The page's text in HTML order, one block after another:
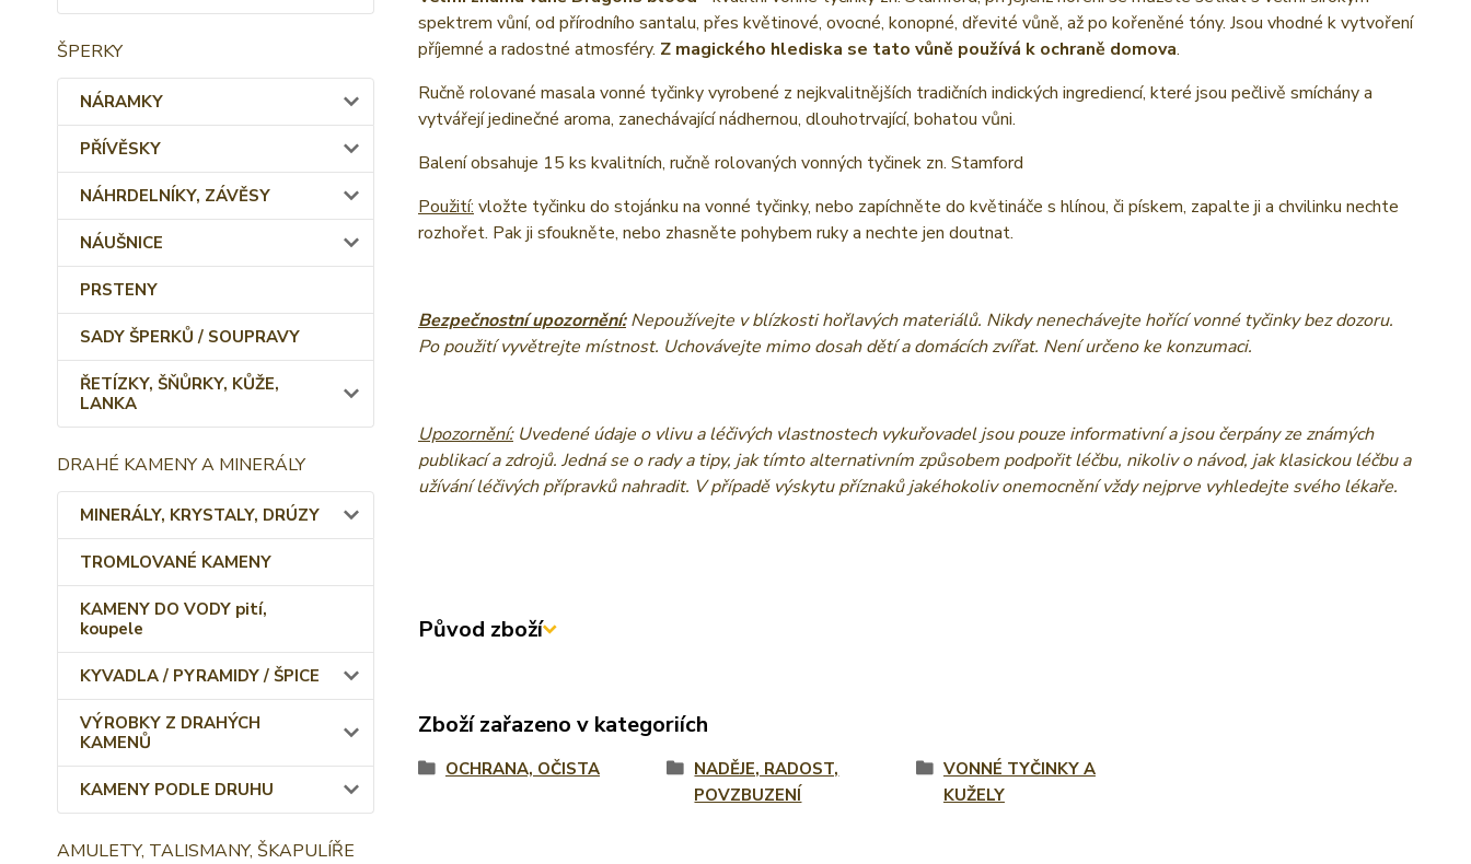
ŠPERKY
NÁRAMKY
PŘÍVĚSKY
NÁHRDELNÍKY, ZÁVĚSY
NÁUŠNICE
PRSTENY
SADY ŠPERKŮ / SOUPRAVY
ŘETÍZKY, ŠŇŮRKY, KŮŽE,
LANKA
DRAHÉ KAMENY A MINERÁLY
MINERÁLY, KRYSTALY, DRÚZY
TROMLOVANÉ KAMENY
KAMENY DO VODY pití,
koupele
KYVADLA / PYRAMIDY / ŠPICE
VÝROBKY Z DRAHÝCH
KAMENŮ
KAMENY PODLE DRUHU
AMULETY, TALISMANY, ŠKAPULÍŘE
spektrem vůní, od přírodního santalu, přes květinové, ovocné, konopné, dřevité vůně, až po kořeněné tóny. Jsou vhodné k vytvoření
příjemné a radostné atmosféry. Z magického hlediska se tato vůně používá k ochraně domova.
Ručně rolované masala vonné tyčinky vyrobené z nejkvalitnějších tradičních indických ingrediencí, které jsou pečlivě smíchány a
vytvářejí jedinečné aroma, zanechávající nádhernou, dlouhotrvající, bohatou vůni.
Balení obsahuje 15 ks kvalitních, ručně rolovaných vonných tyčinek zn. Stamford
Použití: vložte tyčinku do stojánku na vonné tyčinky, nebo zapíchněte do květináče s hlínou, či pískem, zapalte ji a chvilinku nechte
rozhořet. Pak ji sfoukněte, nebo zhasněte pohybem ruky a nechte jen doutnat.
Bezpečnostní upozornění:Nepoužívejte v blízkosti hořlavých materiálů. Nikdy nenechávejte hořící vonné tyčinky bez dozoru.
Po použití vyvětrejte místnost. Uchovávejte mimo dosah dětí a domácích zvířat. Není určeno ke konzumaci.
Upozornění:Uvedené údaje o vlivu a léčivých vlastnostech vykuřovadel jsou pouze informativní a jsou čerpány ze známých
publikací a zdrojů. Jedná se o rady a tipy, jak tímto alternativním způsobem podpořit léčbu, nikoliv o návod, jak klasickou léčbu a
užívání léčivých přípravků nahradit. V případě výskytu příznaků jakéhokoliv onemocnění vždy nejprve vyhledejte svého lékaře.
Původ zboží
Zboží zařazeno v kategoriích
OCHRANA, OČISTA
NADĚJE, RADOST,
POVZBUZENÍ
VONNÉ TYČINKY A
KUŽELY